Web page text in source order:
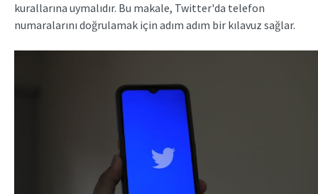
kurallarına uymalıdır. Bu makale, Twitter'da telefon
numaralarını doğrulamak için adım adım bir kılavuz sağlar.